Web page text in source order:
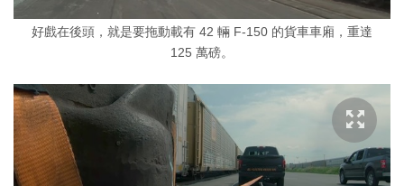
好戲在後頭，就是要拖動載有 42 輛 F-150 的貨車車廂，重達
125 萬磅。